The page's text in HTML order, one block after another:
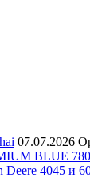
07.07.2026
BLUE
Deere 4045 и